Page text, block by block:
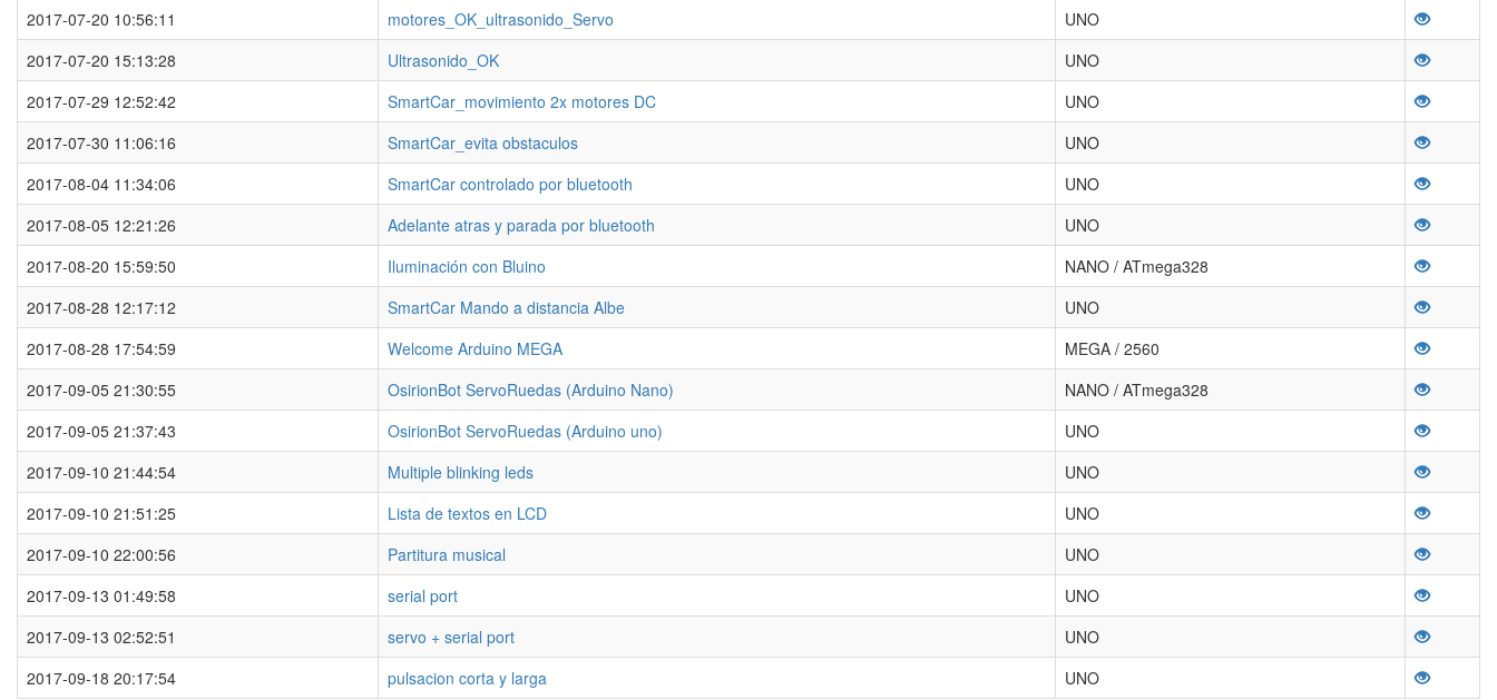
2017-07-20 10:56:11
motores_OK_ultrasonido_Servo
UNO
2017-07-20 15:13:28
Ultrasonido_OK
UNO
2017-07-29 12:52:42
SmartCar_movimiento 2x motores DC
UNO
2017-07-30 11:06:16
SmartCar_evita obstaculos
UNO
2017-08-04 11:34:06
SmartCar controlado por bluetooth
UNO
2017-08-05 12:21:26
Adelante atras y parada por bluetooth
UNO
2017-08-20 15:59:50
Iluminación con Bluino
NANO / ATmega328
2017-08-28 12:17:12
SmartCar Mando a distancia Albe
UNO
2017-08-28 17:54:59
Welcome Arduino MEGA
MEGA / 2560
2017-09-05 21:30:55
OsirionBot ServoRuedas (Arduino Nano)
NANO / ATmega328
2017-09-05 21:37:43
OsirionBot ServoRuedas (Arduino uno)
UNO
2017-09-10 21:44:54
Multiple blinking leds
UNO
2017-09-10 21:51:25
Lista de textos en LCD
UNO
2017-09-10 22:00:56
Partitura musical
UNO
2017-09-13 01:49:58
serial port
UNO
2017-09-13 02:52:51
servo + serial port
UNO
2017-09-18 20:17:54
pulsacion corta y larga UNO